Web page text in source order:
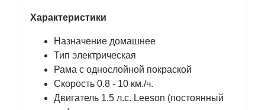
Характеристики
Назначение домашнее
Тип электрическая
Рама с однослойной покраской
Скорость 0.8 - 10 км./ч.
Двигатель 1.5 л.с. Leeson (постоянный